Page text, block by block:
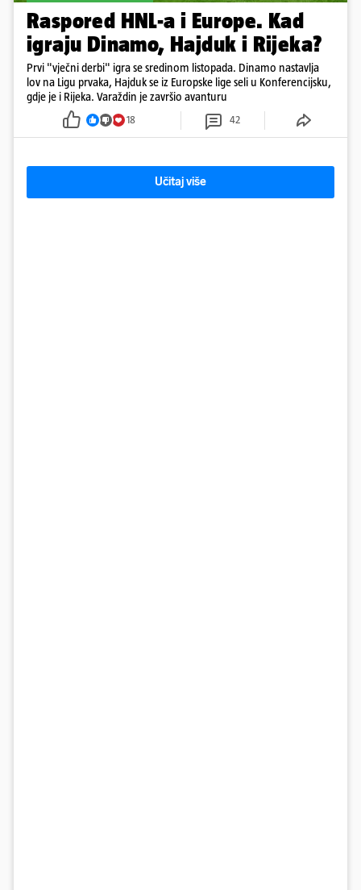
Raspored HNL-a i Europe. Kad
igraju Dinamo, Hajduk i Rijeka?
Prvi "vječni derbi" igra se sredinom listopada. Dinamo nastavlja
lov na Ligu prvaka, Hajduk se iz Europske lige seli u Konferencijsku,
gdje je i Rijeka. Varaždin je završio avanturu
18 42
Učitaj više